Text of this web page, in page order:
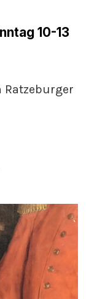
10-13
Ratzeburger